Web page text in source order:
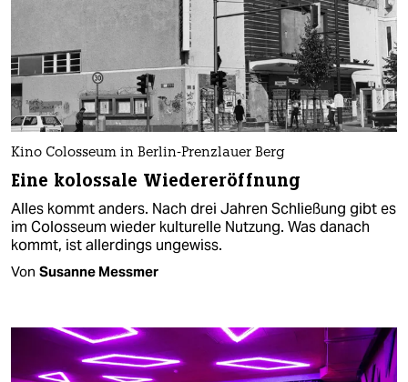
Kino Colosseum in Berlin-Prenzlauer Berg
Eine kolossale Wiedereröffnung
Alles kommt anders. Nach drei Jahren Schließung gibt es
im Colosseum wieder kulturelle Nutzung. Was danach
kommt, ist allerdings ungewiss.
Von Susanne Messmer